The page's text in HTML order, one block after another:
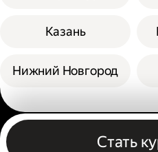
Казань
Нижний Новгород
Стать
Другие